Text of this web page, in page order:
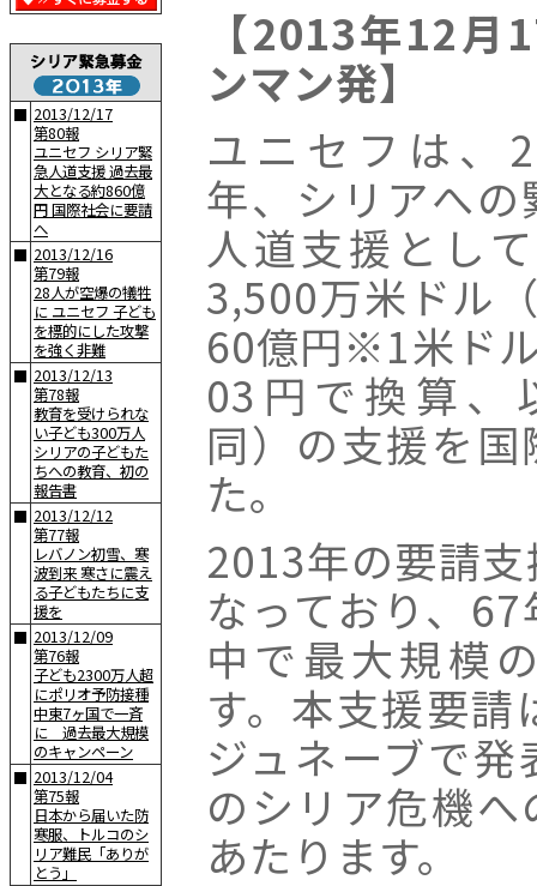
■ 2013/12/17
第80報
ユニセフ シリア緊
急人道支援 過去最
大となる約860億
円 国際社会に要請
へ
■ 2013/12/16
第79報
28人が空爆の犠牲
に ユニセフ 子ども
を標的にした攻撃
を強く非難
■ 2013/12/13
第78報
教育を受けられな
い子ども300万人
シリアの子どもた
ちへの教育、初の
報告書
■ 2013/12/12
第77報
レバノン初雪、寒
波到来 寒さに震え
る子どもたちに支
援を
■ 2013/12/09
第76報
子ども2300万人超
にポリオ予防接種
中東7ヶ国で一斉
に 過去最大規模
のキャンペーン
■ 2013/12/04
第75報
日本から届いた防
寒服、トルコのシ
リア難民「ありが
とう」
【2013年12
ンマン発】
ユニセフは、
年、シリアへの
人道支援とし
3,500万米ドル
60億円※1米ド
03円で換算、
同）の支援を
た。
2013年の要請
なっており、
中で最大規模
す。本支援要
ジュネーブで
のシリア危機
あたります。